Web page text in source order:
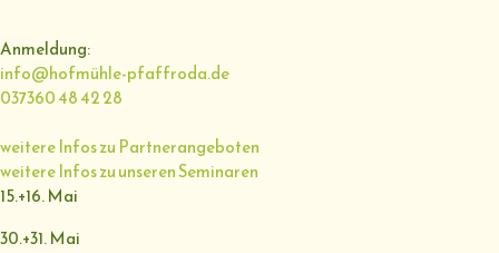
Anmeldung:
info@hofmühle-pfaffroda.de
037360 48 42 28
weitere Infos zu Partnerangeboten
weitere Infos zu unseren Seminaren
15.+16. Mai
30.+31. Mai